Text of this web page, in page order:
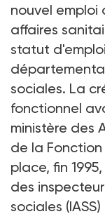
nouvel
affaires
statut
sociales. La
fonctionnel
ministère des
de la
place, fin
des
sociales (IASS)